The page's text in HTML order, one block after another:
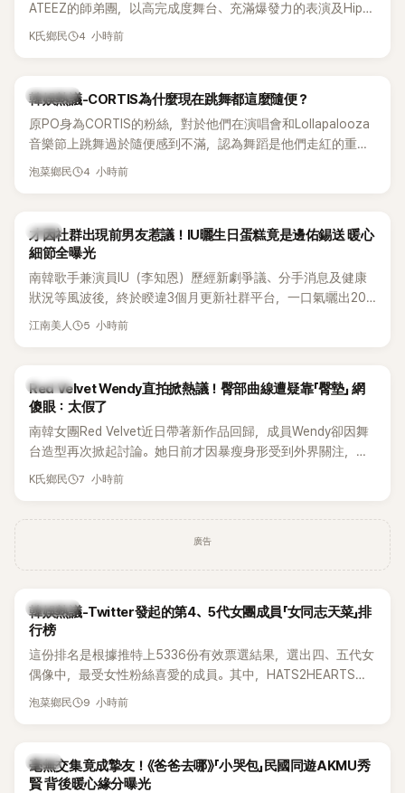
ATEEZ的師弟團，以高完成度舞台、充滿爆發力的表演及Hip-
Hop風格聞名，出道後迅速累積大批海內外粉絲，近年也陸續
K氏鄉民 4 小時前
熱議討論
韓娛熱議-CORTIS為什麼現在跳舞都這麼隨便？
原PO身為CORTIS的粉絲，對於他們在演唱會和Lollapalooza
音樂節上跳舞過於隨便感到不滿，認為舞蹈是他們走紅的重要
原因，希望他們能更認真地表演。
泡菜鄉民 4 小時前
韓星
才因社群出現前男友惹議！IU曬生日蛋糕竟是邊佑錫送 暖心
細節全曝光
南韓歌手兼演員IU（李知恩）歷經新劇爭議、分手消息及健康
狀況等風波後，終於睽違3個月更新社群平台，一口氣曬出20
張近況照，讓大批粉絲又驚又喜。其中，一張生日蛋糕照意外
江南美人 5 小時前
K-POP
Red Velvet Wendy直拍掀熱議！臀部曲線遭疑靠「臀墊」 網
傻眼：太假了
南韓女團Red Velvet近日帶著新作品回歸，成員Wendy卻因舞
台造型再次掀起討論。她日前才因暴瘦身形受到外界關注，又
被質疑在舞台上使用臀墊，如今最新打歌舞台曝光後，再度因
K氏鄉民 7 小時前
廣告
熱議討論
韓娛熱議-Twitter發起的第4、5代女團成員「女同志天菜」排
行榜
這份排名是根據推特上5336份有效票選結果，選出四、五代女
偶像中，最受女性粉絲喜愛的成員。其中，HATS2HEARTS成
員包攬了前三名，展現了她們在女性社群中的高人氣。
泡菜鄉民 9 小時前
韓星
毫無交集竟成摯友！《爸爸去哪》「小哭包」民國同遊AKMU秀
賢 背後暖心緣分曝光